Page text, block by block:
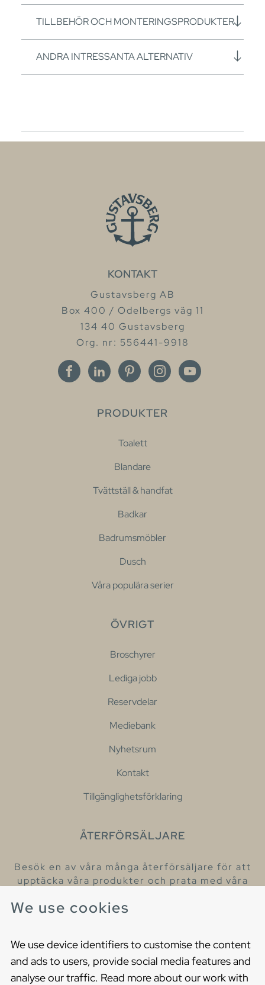
We use cookies
We use device identifiers to customise the content
and ads to users, provide social media features and
analyse our traffic. Read more about our work with
TILLBEHÖR OCH MONTERINGSPRODUKTER
ANDRA INTRESSANTA ALTERNATIV
KONTAKT
Gustavsberg AB
Box 400 / Odelbergs väg 11
134 40 Gustavsberg
Org. nr: 556441-9918
PRODUKTER
Toalett
Blandare
Tvättställ & handfat
Badkar
Badrumsmöbler
Dusch
Våra populära serier
ÖVRIGT
Broschyrer
Lediga jobb
Reservdelar
Mediebank
Nyhetsrum
Kontakt
Tillgänglighetsförklaring
ÅTERFÖRSÄLJARE
Besök en av våra många återförsäljare för att
upptäcka våra produkter och prata med våra